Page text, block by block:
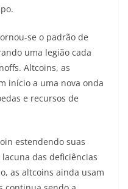
se o padrão de
uma legião cada
Altcoins, as
início a uma nova onda
e recursos de
estendendo suas
das deficiências
as altcoins ainda usam